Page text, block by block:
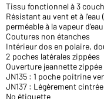
Tissu fonctionnel à 3
Résistant au vent et à
perméable à la vapeur
Coutures non étanches
Intérieur dos en polaire,
2 poches latérales zippées
Ouverture jeannette zippée
JN135 : 1 poche poitrine
JN137 : Légèrement cintrée
No étiquette